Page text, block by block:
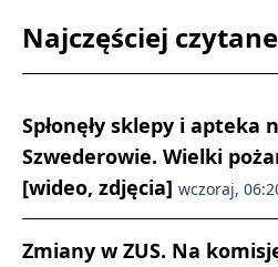
Najczęściej czytane
Spłonęły sklepy i apteka
Szwederowie. Wielki
[wideo, zdjęcia] wczoraj,
Zmiany w ZUS. Na